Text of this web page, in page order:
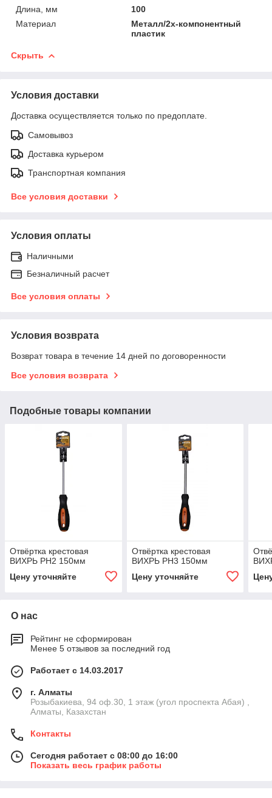
Длина, мм
100
Материал
Металл/2х-компонентный
пластик
Скрыть
Условия доставки
Доставка осуществляется только по предоплате.
Самовывоз
Доставка курьером
Транспортная компания
Все условия доставки
Условия оплаты
Наличными
Безналичный расчет
Все условия оплаты
Условия возврата
Возврат товара в течение 14 дней по договоренности
Все условия возврата
Подобные товары компании
Отвёртка крестовая
ВИХРЬ PH2 150мм
Цену уточняйте
Отвёртка крестовая
ВИХРЬ PH3 150мм
Цену уточняйте
О нас
Рейтинг не сформирован
Менее 5 отзывов за последний год
Работает с 14.03.2017
г. Алматы
Розыбакиева, 94 оф.30, 1 этаж (угол проспекта Абая) ,
Алматы, Казахстан
Контакты
Сегодня работает с 08:00 до 16:00
Показать весь график работы